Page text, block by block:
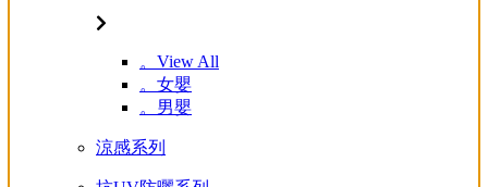
。View All
。女嬰
。男嬰
涼感系列